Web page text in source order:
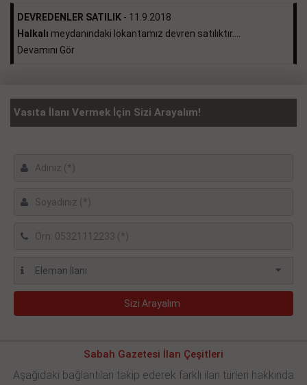
DEVREDENLER SATILIK - 11.9.2018
Halkalı meydanındaki lokantamız devren satılıktır....
Devamını Gör
Vasıta İlanı Vermek İçin Sizi Arayalım!
Sabah Gazetesi İlan Çeşitleri
Aşağıdaki bağlantıları takip ederek farklı ilan türleri hakkında